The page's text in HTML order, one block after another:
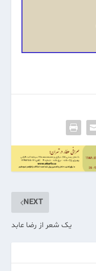
NEXT
یک شعر از رضا عابد